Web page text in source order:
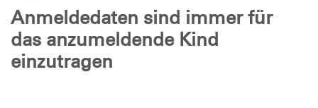
Anmeldedaten sind immer für
das anzumeldende Kind
einzutragen